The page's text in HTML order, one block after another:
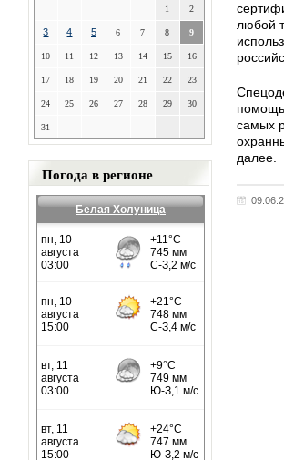
1 2
3 4 5 6 7 8 9
10 11 12 13 14 15 16
17 18 19 20 21 22 23
24 25 26 27 28 29 30
31
Погода в регионе
Белая Холуница
любой
самых
далее.